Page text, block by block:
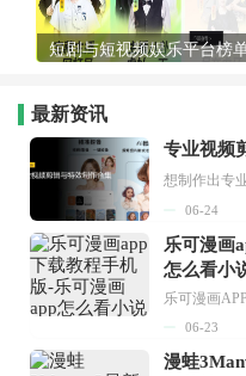
短剧与短视频娱乐平台榜
最新资讯
专业视频
06-24
乐可漫画
怎么看小
06-23
漫蛙